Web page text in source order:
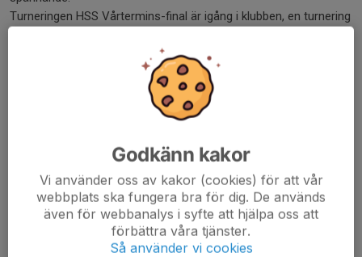
Turneringen HSS Vårtermins-final är igång i klubben, en turnering
Framgångar för våra juniorer
Godkänn kakor
Vi använder oss av kakor (cookies) för att vår
webbplats ska fungera bra för dig. De används
även för webbanalys i syfte att hjälpa oss att
förbättra våra tjänster.
Så använder vi cookies